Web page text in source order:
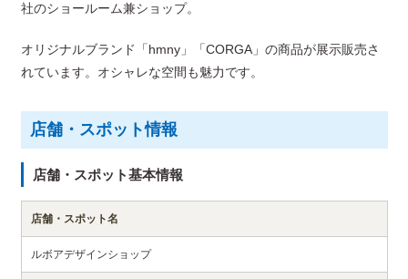
社のショールーム兼ショップ。
オリジナルブランド「hmny」「CORGA」の商品が展示販売さ
れています。オシャレな空間も魅力です。
店舗・スポット情報
店舗・スポット基本情報
店舗・スポット名
ルボアデザインショップ